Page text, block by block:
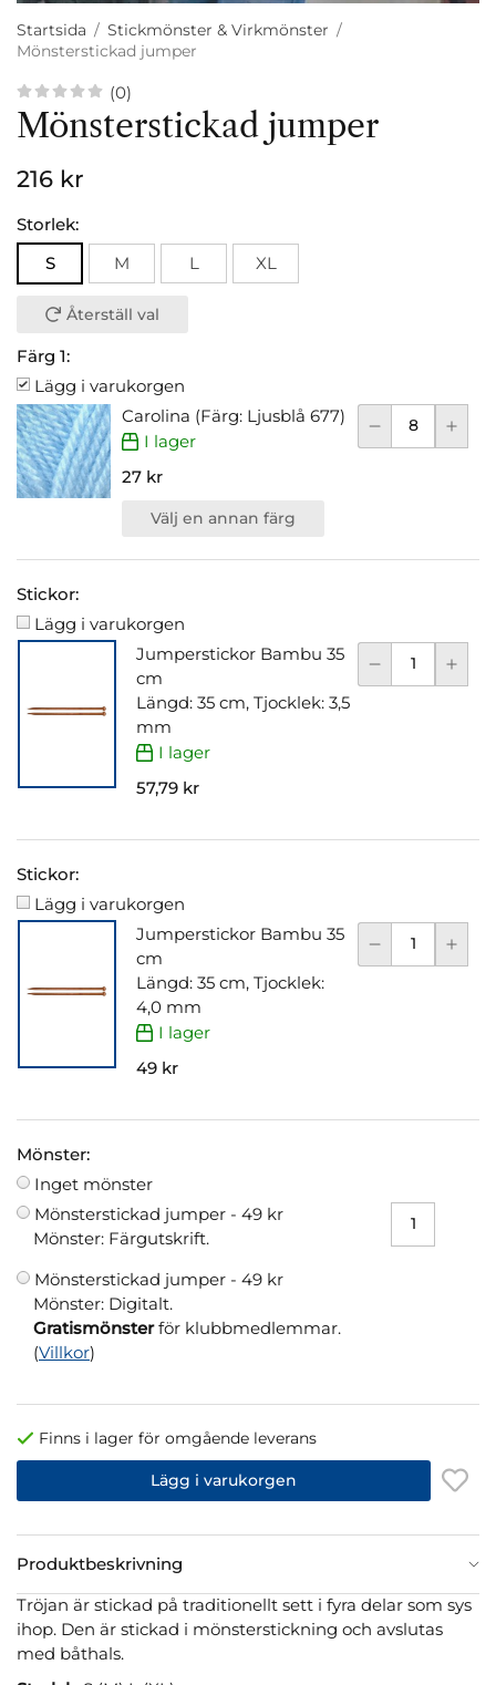
Startsida / Stickmönster & Virkmönster /
Mönsterstickad jumper
(0)
Mönsterstickad jumper
216 kr
Storlek:
S
M L XL
Återställ val
Färg 1:
Lägg i varukorgen
Carolina (Färg: Ljusblå 677)
I lager
27 kr
Välj en annan färg
Stickor:
Lägg i varukorgen
Jumperstickor Bambu 35
cm
Längd: 35 cm, Tjocklek: 3,5
mm
I lager
57,79 kr
Stickor:
Lägg i varukorgen
Jumperstickor Bambu 35
cm
Längd: 35 cm, Tjocklek:
4,0 mm
I lager
49 kr
Mönster:
Inget mönster
Mönsterstickad jumper - 49 kr
Mönster: Färgutskrift.
Mönsterstickad jumper - 49 kr
Mönster: Digitalt.
Gratismönsterför klubbmedlemmar.
(Villkor)
Finns i lager för omgående leverans
Lägg i varukorgen
Produktbeskrivning
Tröjan är stickad på traditionellt sett i fyra delar som sys
ihop. Den är stickad i mönsterstickning och avslutas
med båthals.